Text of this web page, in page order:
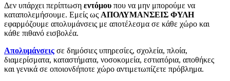
Δεν υπάρχει περίπτωση εντόμου που να μην μπορούμε να
καταπολεμήσουμε. Εμείς ως ΑΠΟΛΥΜΑΝΣΕΙΣ ΦΥΛΗ
εφαρμόζουμε απολυμάνσεις με αποτέλεσμα σε κάθε χώρο και
κάθε πιθανό εισβολέα.
Απολυμάνσεις σε δημόσιες υπηρεσίες, σχολεία, πλοία,
διαμερίσματα, καταστήματα, νοσοκομεία, εστιατόρια, αποθήκες
και γενικά σε οποιονδήποτε χώρο αντιμετωπίζετε πρόβλημα.